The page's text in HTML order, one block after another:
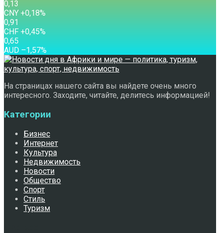
0,13
CNY +0,18%
0,91
CHF +0,45%
0,65
AUD –1,57%
На страницах нашего сайта вы найдете очень много
интересного. Заходите, читайте, делитесь информацией!
Категории
Бизнес
Интернет
Культура
Недвижимость
Новости
Общество
Спорт
Стиль
Туризм